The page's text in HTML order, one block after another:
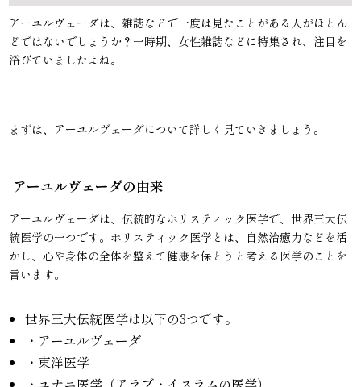
アーユルヴェーダは、雑誌などで一度は見たことがある人がほとん
どではないでしょうか？一時期、女性雑誌などに特集され、注目を
浴びていましたよね。
まずは、アーユルヴェーダについて詳しく見ていきましょう。
アーユルヴェーダの由来
アーユルヴェーダは、伝統的なホリスティック医学で、世界三大伝
統医学の一つです。ホリスティック医学とは、自然治癒力などを活
かし、心や身体の全体を整えて健康を保とうと考える医学のことを
言います。
世界三大伝統医学は以下の3つです。
・アーユルヴェーダ
・東洋医学